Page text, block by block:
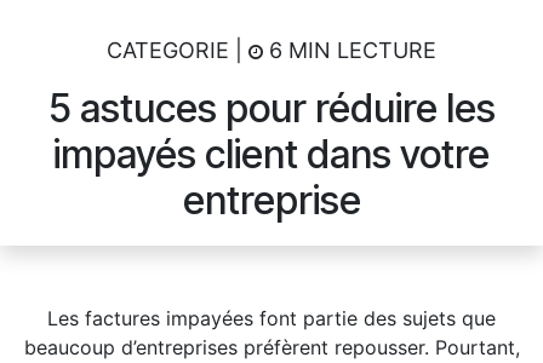
CATEGORIE | 6 MIN LECTURE
5 astuces pour réduire les
impayés client dans votre
entreprise
Les factures impayées font partie des sujets que
beaucoup d’entreprises préfèrent repousser. Pourtant,